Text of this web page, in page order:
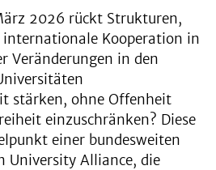
2026 rückt Strukturen,
Kooperation in
Veränderungen in den
stärken, ohne Offenheit
einzuschränken? Diese
einer bundesweiten
University Alliance, die